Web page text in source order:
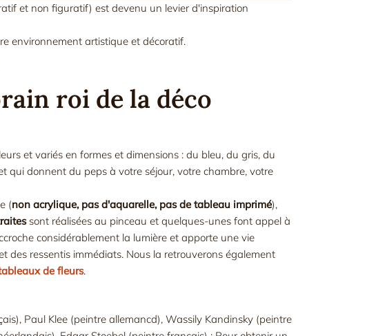
et non figuratif) est devenu un levier d'inspiration
environnement artistique et décoratif.
roi de la déco
et variés en formes et dimensions : du bleu, du gris, du
qui donnent du peps à votre séjour, votre chambre, votre
(non acrylique, pas d'aquarelle, pas de tableau imprimé),
sont réalisées au pinceau et quelques-unes font appel à
considérablement la lumière et apporte une vie
des ressentis immédiats. Nous la retrouverons également
de fleurs.
Paul Klee (peintre allemancd), Wassily Kandinsky (peintre